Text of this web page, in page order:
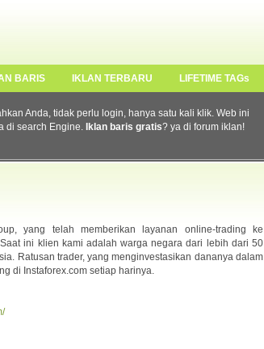
BARIS IKLAN TERBARU LIFETIME TAGs
Anda, tidak perlu login, hanya satu kali klik. Web ini
di search Engine. Iklan baris gratis? ya di forum iklan!
yang telah memberikan layanan online-trading ke
ini klien kami adalah warga negara dari lebih dari 50
Ratusan trader, yang menginvestasikan dananya dalam
di Instaforex.com setiap harinya.